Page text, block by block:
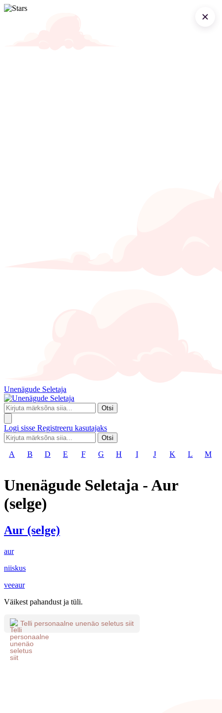
Unenägude Seletaja
Otsi
Logi sisse Registreeru kasutajaks
Otsi
A B D E F G H I J K L M
Unenägude Seletaja - Aur
(selge)
Aur (selge)
aur
niiskus
veeaur
Väikest pahandust ja tüli.
Telli personaalne unenäo seletus siit